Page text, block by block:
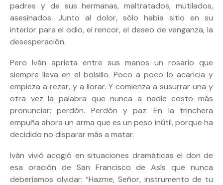
padres y de sus hermanas, maltratados, mutilados,
asesinados. Junto al dolor, sólo había sitio en su
interior para el odio, el rencor, el deseo de venganza, la
desesperación.
Pero Iván aprieta entre sus manos un rosario que
siempre lleva en el bolsillo. Poco a poco lo acaricia y
empieza a rezar, y a llorar. Y comienza a susurrar una y
otra vez la palabra que nunca a nadie costo más
pronunciar: perdón. Perdón y paz. En la trinchera
empuña ahora un arma que es un peso inútil, porque ha
decidido no disparar más a matar.
Iván vivió acogió en situaciones dramáticas el don de
esa oración de San Francisco de Asís que nunca
deberíamos olvidar: “Hazme, Señor, instrumento de tu